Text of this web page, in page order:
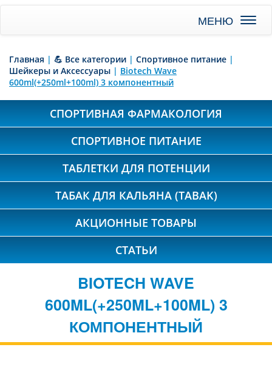
Главная | 💪 Все категории | Спортивное питание |
Шейкеры и Аксессуары | Biotech Wave
600ml(+250ml+100ml) 3 компонентный
СПОРТИВНАЯ ФАРМАКОЛОГИЯ
СПОРТИВНОЕ ПИТАНИЕ
ТАБЛЕТКИ ДЛЯ ПОТЕНЦИИ
ТАБАК ДЛЯ КАЛЬЯНА (TABAK)
АКЦИОННЫЕ ТОВАРЫ
СТАТЬИ
BIOTECH WAVE
600ML(+250ML+100ML) 3
КОМПОНЕНТНЫЙ